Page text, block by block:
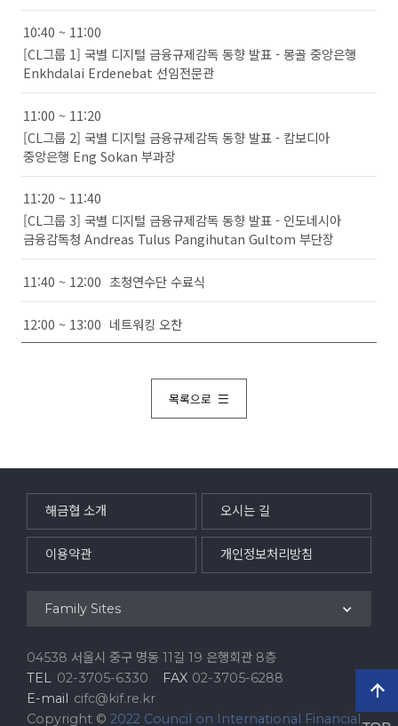
10:40 ~ 11:00
[CL그룹 1] 국별 디지털 금융규제감독 동향 발표 - 몽골 중앙은행
Enkhdalai Erdenebat 선임전문관
11:00 ~ 11:20
[CL그룹 2] 국별 디지털 금융규제감독 동향 발표 - 캄보디아
중앙은행 Eng Sokan 부과장
11:20 ~ 11:40
[CL그룹 3] 국별 디지털 금융규제감독 동향 발표 - 인도네시아
금융감독청 Andreas Tulus Pangihutan Gultom 부단장
11:40 ~ 12:00 초청연수단 수료식
12:00 ~ 13:00 네트워킹 오찬
목록으로
해금협 소개 오시는 길
이용약관 개인정보처리방침
Family Sites
04538 서울시 중구 명동 11길 19 은행회관 8층
TEL
02-3705-6330 FAX 02-3705-6288
E-mail cifc@kif.re.kr
Copyright © 2022 Council on International Financial